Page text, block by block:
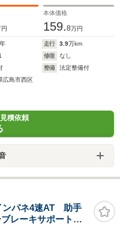
円
本体価格
159.8万円
年 走行 3.9万km
修復
なし
整備
法定整備付
広島市西区
積依頼
パネ4速AT 助手
ブレーキサポート
ヘッドライト プ